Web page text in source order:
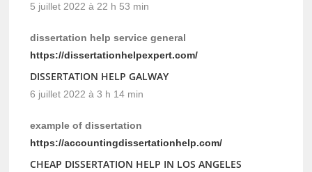
5 juillet 2022 à 22 h 53 min
dissertation help service general
https://dissertationhelpexpert.com/
DISSERTATION HELP GALWAY
6 juillet 2022 à 3 h 14 min
example of dissertation
https://accountingdissertationhelp.com/
CHEAP DISSERTATION HELP IN LOS ANGELES